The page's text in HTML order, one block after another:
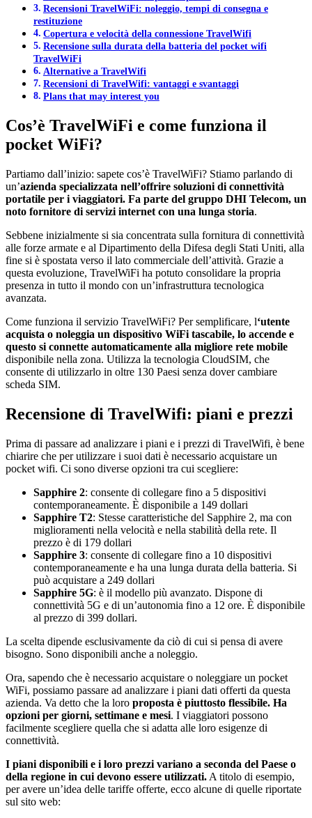
Recensioni TravelWiFi: noleggio, tempi di consegna e
restituzione
Copertura e velocità della connessione TravelWifi
Recensione sulla durata della batteria del pocket wifi
TravelWiFi
Alternative a TravelWifi
Recensioni di TravelWifi: vantaggi e svantaggi
Plans that may interest you
Cos’è TravelWiFi e come funziona il
pocket WiFi?
Partiamo dall’inizio: sapete cos’è TravelWiFi? Stiamo parlando di
un’azienda specializzata nell’offrire soluzioni di connettività
portatile per i viaggiatori. Fa parte del gruppo DHI Telecom, un
noto fornitore di servizi internet con una lunga storia.
Sebbene inizialmente si sia concentrata sulla fornitura di connettività
alle forze armate e al Dipartimento della Difesa degli Stati Uniti, alla
fine si è spostata verso il lato commerciale dell’attività. Grazie a
questa evoluzione, TravelWiFi ha potuto consolidare la propria
presenza in tutto il mondo con un’infrastruttura tecnologica
avanzata.
Come funziona il servizio TravelWiFi? Per semplificare, l‘utente
acquista o noleggia un dispositivo WiFi tascabile, lo accende e
questo si connette automaticamente alla migliore rete mobile
disponibile nella zona. Utilizza la tecnologia CloudSIM, che
consente di utilizzarlo in oltre 130 Paesi senza dover cambiare
scheda SIM.
Recensione di TravelWifi: piani e prezzi
Prima di passare ad analizzare i piani e i prezzi di TravelWifi, è bene
chiarire che per utilizzare i suoi dati è necessario acquistare un
pocket wifi. Ci sono diverse opzioni tra cui scegliere:
Sapphire 2: consente di collegare fino a 5 dispositivi
contemporaneamente. È disponibile a 149 dollari
Sapphire T2: Stesse caratteristiche del Sapphire 2, ma con
miglioramenti nella velocità e nella stabilità della rete. Il
prezzo è di 179 dollari
Sapphire 3: consente di collegare fino a 10 dispositivi
contemporaneamente e ha una lunga durata della batteria. Si
può acquistare a 249 dollari
Sapphire 5G: è il modello più avanzato. Dispone di
connettività 5G e di un’autonomia fino a 12 ore. È disponibile
al prezzo di 399 dollari.
La scelta dipende esclusivamente da ciò di cui si pensa di avere
bisogno. Sono disponibili anche a noleggio.
Ora, sapendo che è necessario acquistare o noleggiare un pocket
WiFi, possiamo passare ad analizzare i piani dati offerti da questa
azienda. Va detto che la loro proposta è piuttosto flessibile. Ha
opzioni per giorni, settimane e mesi. I viaggiatori possono
facilmente scegliere quella che si adatta alle loro esigenze di
connettività.
I piani disponibili e i loro prezzi variano a seconda del Paese o
della regione in cui devono essere utilizzati. A titolo di esempio,
per avere un’idea delle tariffe offerte, ecco alcune di quelle riportate
sul sito web: